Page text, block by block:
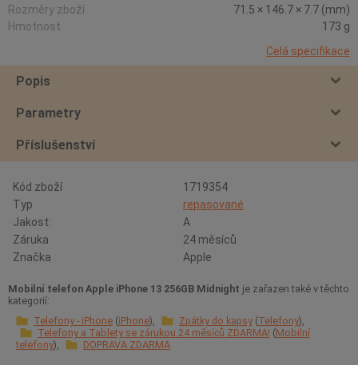
Rozměry zboží
71.5 × 146.7 × 7.7 (mm)
Hmotnost
173 g
Celá specifikace
Popis
Parametry
Příslušenství
Kód zboží
1719354
Typ
repasované
Jakost:
A
Záruka
24 měsíců
Značka
Apple
Mobilní telefon Apple iPhone 13 256GB Midnight je zařazen také v těchto
kategorií:
Telefony - iPhone iPhone Zpátky do kapsy Telefony
Telefony a Tablety se zárukou 24 měsíců ZDARMA! Mobilní
telefony
DOPRAVA ZDARMA